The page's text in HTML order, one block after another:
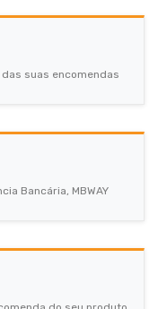
suas encomendas
Bancária, MBWAY